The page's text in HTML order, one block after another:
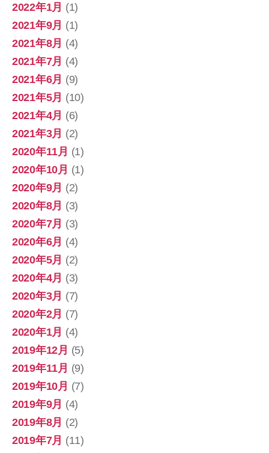
2022年1月 (1)
2021年9月 (1)
2021年8月 (4)
2021年7月 (4)
2021年6月 (9)
2021年5月 (10)
2021年4月 (6)
2021年3月 (2)
2020年11月 (1)
2020年10月 (1)
2020年9月 (2)
2020年8月 (3)
2020年7月 (3)
2020年6月 (4)
2020年5月 (2)
2020年4月 (3)
2020年3月 (7)
2020年2月 (7)
2020年1月 (4)
2019年12月 (5)
2019年11月 (9)
2019年10月 (7)
2019年9月 (4)
2019年8月 (2)
2019年7月 (11)